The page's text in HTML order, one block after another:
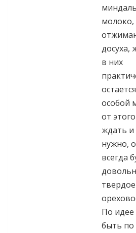
молоко,
досуха,
в них
особой
от
ждать и
нужно,
всегда
По
быть по